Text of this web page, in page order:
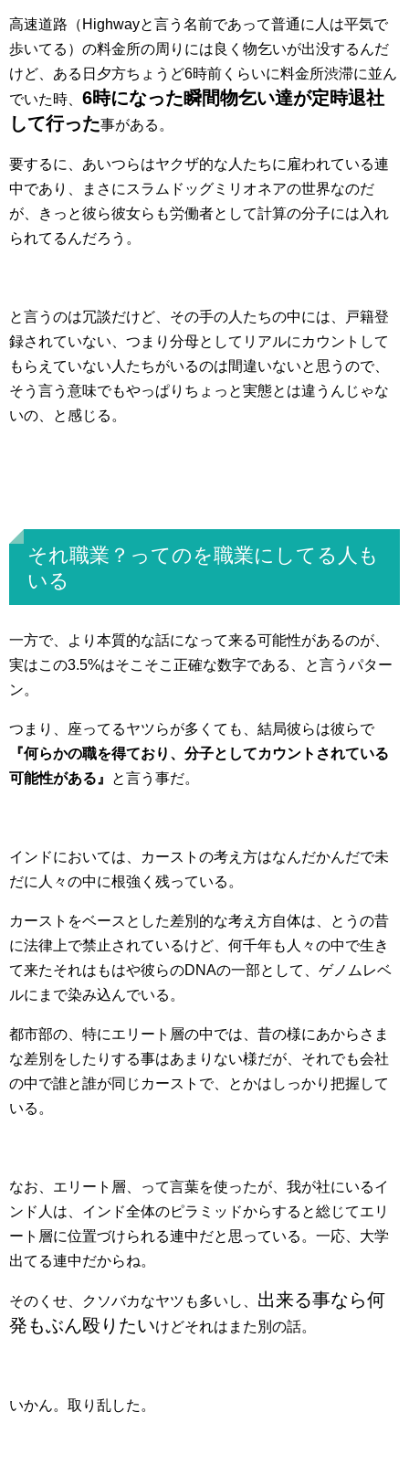
高速道路（Highwayと言う名前であって普通に人は平気で
歩いてる）の料金所の周りには良く物乞いが出没するんだ
けど、ある日夕方ちょうど6時前くらいに料金所渋滞に並ん
でいた時、 6時になった瞬間物乞い達が定時退社
して行った事がある。
要するに、あいつらはヤクザ的な人たちに雇われている連
中であり、まさにスラムドッグミリオネアの世界なのだ
が、きっと彼ら彼女らも労働者として計算の分子には入れ
られてるんだろう。
と言うのは冗談だけど、その手の人たちの中には、戸籍登
録されていない、つまり分母としてリアルにカウントして
もらえていない人たちがいるのは間違いないと思うので、
そう言う意味でもやっぱりちょっと実態とは違うんじゃな
いの、と感じる。
それ職業？ってのを職業にしてる人も
いる
一方で、より本質的な話になって来る可能性があるのが、
実はこの3.5%はそこそこ正確な数字である、と言うパター
ン。
つまり、座ってるヤツらが多くても、結局彼らは彼らで
『何らかの職を得ており、分子としてカウントされている
可能性がある』
と言う事だ。
インドにおいては、カーストの考え方はなんだかんだで未
だに人々の中に根強く残っている。
カーストをベースとした差別的な考え方自体は、とうの昔
に法律上で禁止されているけど、何千年も人々の中で生き
て来たそれはもはや彼らのDNAの一部として、ゲノムレベ
ルにまで染み込んでいる。
都市部の、特にエリート層の中では、昔の様にあからさま
な差別をしたりする事はあまりない様だが、それでも会社
の中で誰と誰が同じカーストで、とかはしっかり把握して
いる。
なお、エリート層、って言葉を使ったが、我が社にいるイ
ンド人は、インド全体のピラミッドからすると総じてエリ
ート層に位置づけられる連中だと思っている。一応、大学
出てる連中だからね。
そのくせ、クソバカなヤツも多いし、 出来る事なら何
発もぶん殴りたいけどそれはまた別の話。
いかん。取り乱した。